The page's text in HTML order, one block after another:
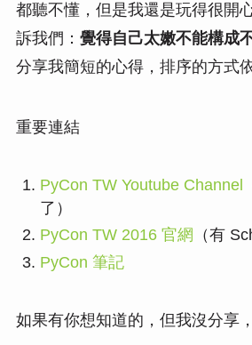
都聽不懂，但是我還是玩得很開
訴我們： 覺得自己太嫩不能構成
分享我簡短的心得，排序的方式
重要連結
PyCon TW Youtube Channel
了）
PyCon TW 2016 官網 （有
PyCon 筆記
如果有你想知道的，但我沒分享